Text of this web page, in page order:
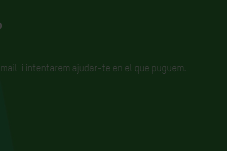
i intentarem ajudar-te en el que puguem.